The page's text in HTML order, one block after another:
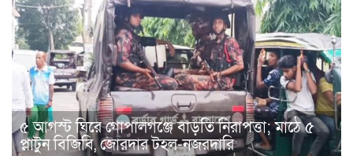
৫ আগস্ট ঘিরে গোপালগঞ্জে বাড়তি নিরাপত্তা; মাঠে ৫
প্লাটুন বিজিবি, জোরদার টহল-নজরদারি